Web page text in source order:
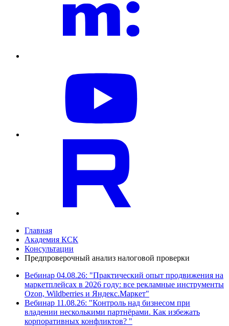
Главная
Академия КСК
Консультации
Предпроверочный анализ налоговой проверки
Вебинар 04.08.26: "Практический опыт продвижения на
маркетплейсах в 2026 году: все рекламные инструменты
Ozon, Wildberries и Яндекс.Маркет"
Вебинар 11.08.26: "Контроль над бизнесом при
владении несколькими партнёрами. Как избежать
корпоративных конфликтов? "